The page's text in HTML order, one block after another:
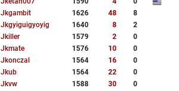
Jkgambit 1626 48
8
Jkgyiguigyoyig 1640 8
2
Jkiller 1579 2
0
Jkmate 1576 10
0
Jkonczal 1564 16
0
Jkub 1564 22
0
Jkvw 1588 30
0